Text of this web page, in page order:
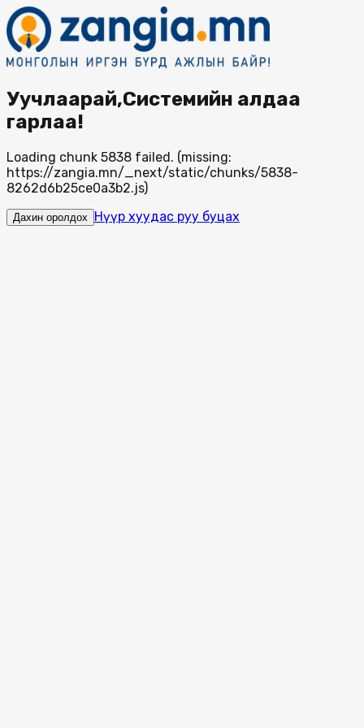
Уучлаарай,Системийн алдаа
гарлаа!
Loading chunk 5838 failed. (missing:
https://zangia.mn/_next/static/chunks/5838-
8262d6b25ce0a3b2.js)
Дахин оролдох Нүүр хуудас руу буцах